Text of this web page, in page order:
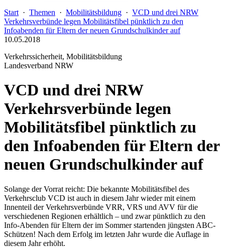
Start · Themen · Mobilitätsbildung · VCD und drei NRW
Verkehrsverbünde legen Mobilitätsfibel pünktlich zu den
Infoabenden für Eltern der neuen Grundschulkinder auf
10.05.2018
Verkehrssicherheit, Mobilitätsbildung
Landesverband NRW
VCD und drei NRW
Verkehrsverbünde legen
Mobilitätsfibel pünktlich zu
den Infoabenden für Eltern der
neuen Grundschulkinder auf
Solange der Vorrat reicht: Die bekannte Mobilitätsfibel des
Verkehrsclub VCD ist auch in diesem Jahr wieder mit einem
Innenteil der Verkehrsverbünde VRR, VRS und AVV für die
verschiedenen Regionen erhältlich – und zwar pünktlich zu den
Info-Abenden für Eltern der im Sommer startenden jüngsten ABC-
Schützen! Nach dem Erfolg im letzten Jahr wurde die Auflage in
diesem Jahr erhöht.